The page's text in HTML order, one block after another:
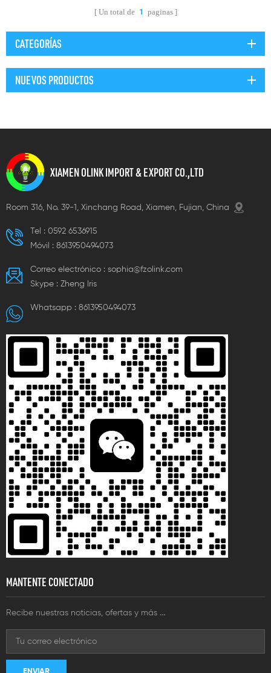
Un total de 1 paginas
CATEGORÍAS
NUEVOS PRODUCTOS
XIAMEN OLINK IMPORT & EXPORT CO.,LTD
Room 316, No. 39-1, Xinchang Road, Xiamen, Fujian, China
Tel : 0592 6536915
Móvil : 8613950494073
Correo electrónico : sophia@fzolink.com
Skype : Zheng lris
Whatsapp : 8613950494073
MANTENTE CONECTADO
Recibe nuestras noticias, ofertas y más ...